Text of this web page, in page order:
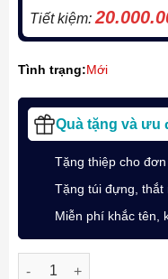
Tiết kiệm:
Tình trạng:Mới
Quà tặng và ưu
Tặng thiệp cho
Tặng túi đựng,
Miễn phí khắc tên,
Bút ký Montblanc